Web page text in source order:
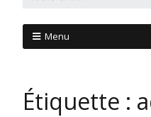
Menu
Étiquette :